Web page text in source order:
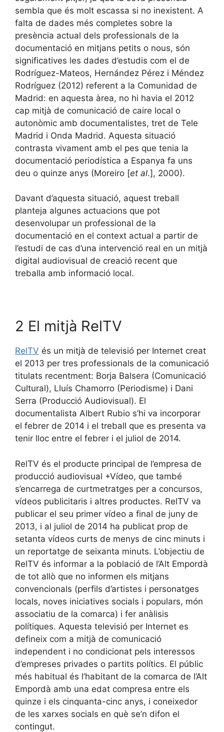
sembla que és molt escassa si no inexistent. A
falta de dades més completes sobre la
presència actual dels professionals de la
documentació en mitjans petits o nous, són
significatives les dades d’estudis com el de
Rodríguez-Mateos, Hernández Pérez i Méndez
Rodríguez (2012) referent a la Comunidad de
Madrid: en aquesta àrea, no hi havia el 2012
cap mitjà de comunicació de caire local o
autonòmic amb documentalistes, tret de Tele
Madrid i Onda Madrid. Aquesta situació
contrasta vivament amb el pes que tenia la
documentació periodística a Espanya fa uns
deu o quinze anys (Moreiro [et al.], 2000).
Davant d’aquesta situació, aquest treball
planteja algunes actuacions que pot
desenvolupar un professional de la
documentació en el context actual a partir de
l’estudi de cas d’una intervenció real en un mitjà
digital audiovisual de creació recent que
treballa amb informació local.
2 El mitjà RelTV
RelTV és un mitjà de televisió per Internet creat
el 2013 per tres professionals de la comunicació
titulats recentment: Borja Balsera (Comunicació
Cultural), Lluís Chamorro (Periodisme) i Dani
Serra (Producció Audiovisual). El
documentalista Albert Rubio s’hi va incorporar
el febrer de 2014 i el treball que es presenta va
tenir lloc entre el febrer i el juliol de 2014.
RelTV és el producte principal de l’empresa de
producció audiovisual +Vídeo, que també
s’encarrega de curtmetratges per a concursos,
vídeos publicitaris i altres productes. RelTV va
publicar el seu primer vídeo a final de juny de
2013, i al juliol de 2014 ha publicat prop de
setanta vídeos curts de menys de cinc minuts i
un reportatge de seixanta minuts. L’objectiu de
RelTV és informar a la població de l’Alt Empordà
de tot allò que no informen els mitjans
convencionals (perfils d’artistes i personatges
locals, noves iniciatives socials i populars, món
associatiu de la comarca) i fer anàlisis
polítiques. Aquesta televisió per Internet es
defineix com a mitjà de comunicació
independent i no condicionat pels interessos
d’empreses privades o partits polítics. El públic
més habitual és l’habitant de la comarca de l’Alt
Empordà amb una edat compresa entre els
quinze i els cinquanta-cinc anys, i coneixedor
de les xarxes socials en què se’n difon el
contingut.